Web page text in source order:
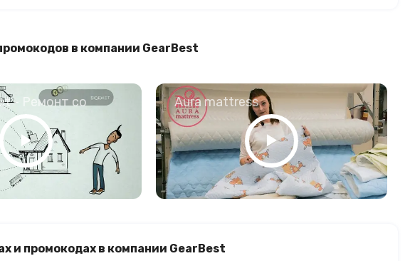
в компании GearBest
- Ремонт со
Aura mattress
и промокодах в компании GearBest